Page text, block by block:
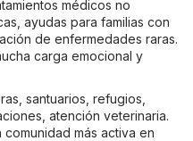
médicos no
ayudas para familias con
de enfermedades raras.
carga emocional y
santuarios, refugios,
atención veterinaria.
más activa en